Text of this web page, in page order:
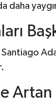
daha
Santiago